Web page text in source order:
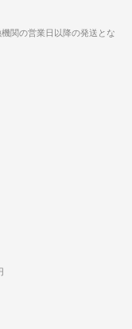
関の営業日以降の発送とな